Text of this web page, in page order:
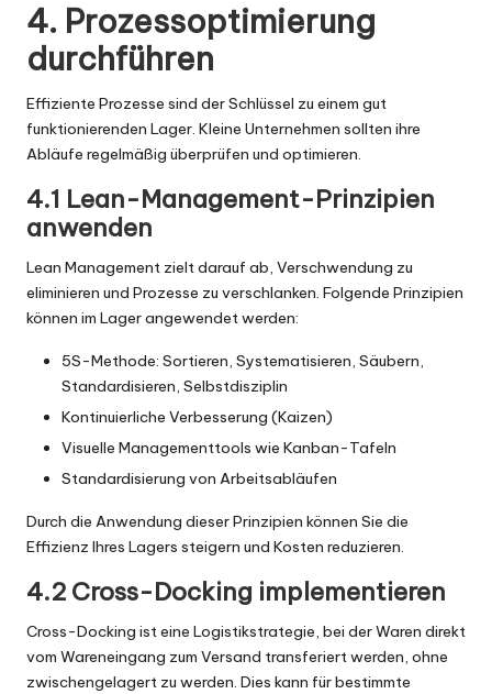
4. Prozessoptimierung
durchführen
Effiziente Prozesse sind der Schlüssel zu einem gut
funktionierenden Lager. Kleine Unternehmen sollten ihre
Abläufe regelmäßig überprüfen und optimieren.
4.1 Lean-Management-Prinzipien
anwenden
Lean Management zielt darauf ab, Verschwendung zu
eliminieren und Prozesse zu verschlanken. Folgende Prinzipien
können im Lager angewendet werden:
5S-Methode: Sortieren, Systematisieren, Säubern,
Standardisieren, Selbstdisziplin
Kontinuierliche Verbesserung (Kaizen)
Visuelle Managementtools wie Kanban-Tafeln
Standardisierung von Arbeitsabläufen
Durch die Anwendung dieser Prinzipien können Sie die
Effizienz Ihres Lagers steigern und Kosten reduzieren.
4.2 Cross-Docking implementieren
Cross-Docking ist eine Logistikstrategie, bei der Waren direkt
vom Wareneingang zum Versand transferiert werden, ohne
zwischengelagert zu werden. Dies kann für bestimmte